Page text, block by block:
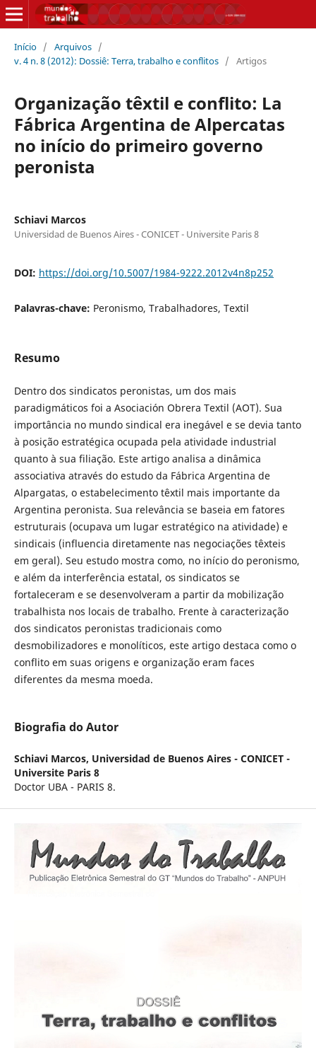
Início / Arquivos /
v. 4 n. 8 (2012): Dossiê: Terra, trabalho e conflitos / Artigos
Organização têxtil e conflito: La
Fábrica Argentina de Alpercatas
no início do primeiro governo
peronista
Schiavi Marcos
Universidad de Buenos Aires - CONICET - Universite Paris 8
DOI: https://doi.org/10.5007/1984-9222.2012v4n8p252
Palavras-chave: Peronismo, Trabalhadores, Textil
Resumo
Dentro dos sindicatos peronistas, um dos mais
paradigmáticos foi a Asociación Obrera Textil (AOT). Sua
importância no mundo sindical era inegável e se devia tanto
à posição estratégica ocupada pela atividade industrial
quanto à sua filiação. Este artigo analisa a dinâmica
associativa através do estudo da Fábrica Argentina de
Alpargatas, o estabelecimento têxtil mais importante da
Argentina peronista. Sua relevância se baseia em fatores
estruturais (ocupava um lugar estratégico na atividade) e
sindicais (influencia diretamente nas negociações têxteis
em geral). Seu estudo mostra como, no início do peronismo,
e além da interferência estatal, os sindicatos se
fortaleceram e se desenvolveram a partir da mobilização
trabalhista nos locais de trabalho. Frente à caracterização
dos sindicatos peronistas tradicionais como
desmobilizadores e monolíticos, este artigo destaca como o
conflito em suas origens e organização eram faces
diferentes da mesma moeda.
Biografia do Autor
Schiavi Marcos, Universidad de Buenos Aires - CONICET -
Universite Paris 8
Doctor UBA - PARIS 8.